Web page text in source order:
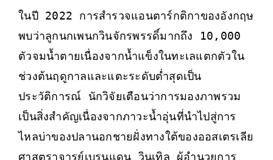
ในปี 2022 การสำรวจแอนตาร์กติกาของอังกฤษ
พบว่าลูกนกเพนกวินจักรพรรดิ์มากถึง 10,000
ตัวจมน้ำตายเนื่องจากน้ำแข็งในทะเลแตกตัวใน
ช่วงต้นฤดูกาลและแตะระดับต่ำสุดเป็น
ประวัติการณ์ นักวิจัยเตือนว่าการมองภาพรวม
เป็นสิ่งสำคัญเนื่องจากภาวะน้ำอุ่นที่นำไปสู่การ
ไหลบ่าของปลานอกชายฝั่งทางใต้ของออสเตรเลีย
ศาสตราจารย์เบรนแดน วินเทิล ผู้อำนวยการ